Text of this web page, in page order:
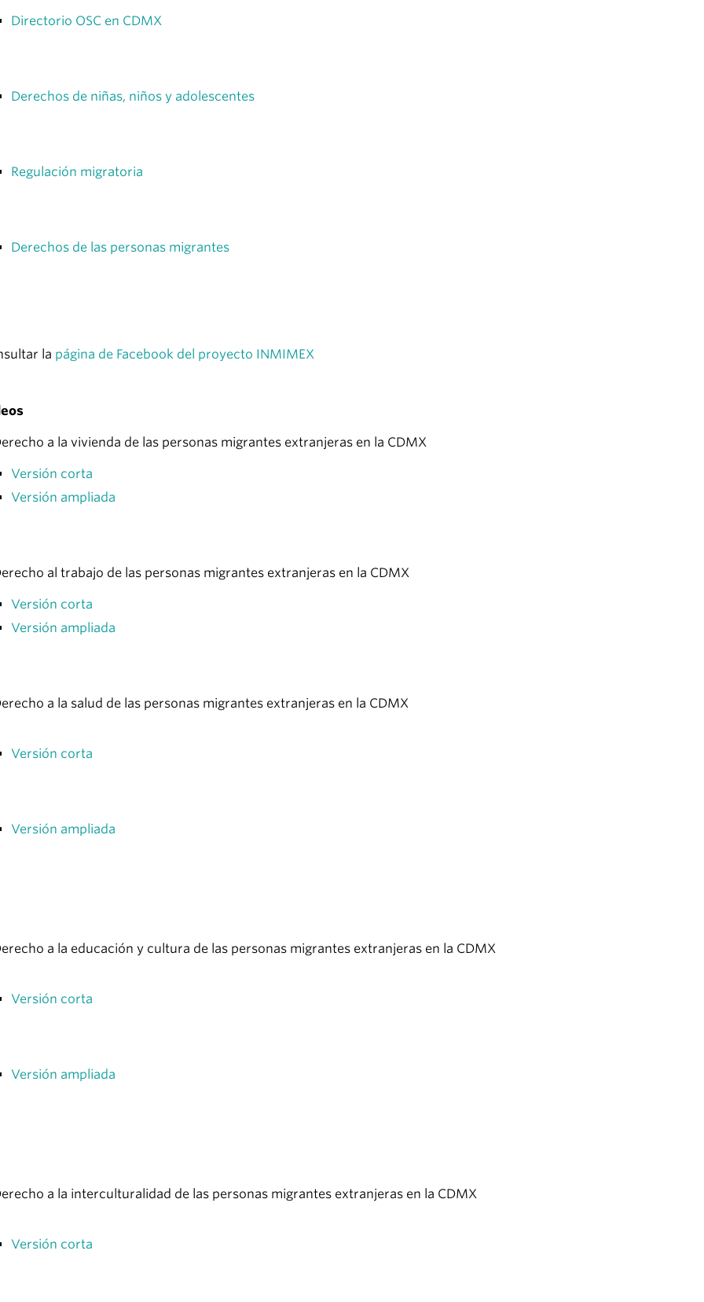
Directorio OSC en CDMX
Derechos de niñas, niños y adolescentes
Regulación migratoria
Derechos de las personas migrantes
la página de Facebook del proyecto INMIMEX
a la vivienda de las personas migrantes extranjeras en la CDMX
Versión corta
Versión ampliada
al trabajo de las personas migrantes extranjeras en la CDMX
Versión corta
Versión ampliada
a la salud de las personas migrantes extranjeras en la CDMX
Versión corta
Versión ampliada
a la educación y cultura de las personas migrantes extranjeras en la CDMX
Versión corta
Versión ampliada
a la interculturalidad de las personas migrantes extranjeras en la CDMX
Versión corta